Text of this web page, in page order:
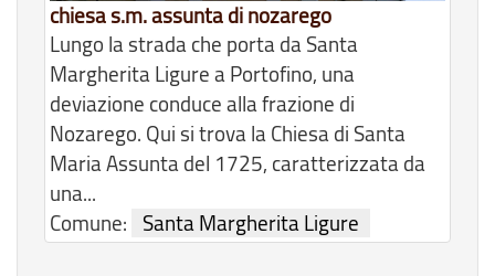
chiesa s.m. assunta di nozarego
Lungo la strada che porta da Santa
Margherita Ligure a Portofino, una
deviazione conduce alla frazione di
Nozarego. Qui si trova la Chiesa di Santa
Maria Assunta del 1725, caratterizzata da
una...
Comune:
Santa Margherita Ligure